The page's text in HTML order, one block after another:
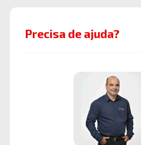
Precisa de ajuda?